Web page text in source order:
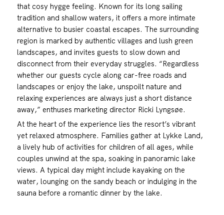
that cosy hygge feeling. Known for its long sailing
tradition and shallow waters, it offers a more intimate
alternative to busier coastal escapes. The surrounding
region is marked by authentic villages and lush green
landscapes, and invites guests to slow down and
disconnect from their everyday struggles. “Regardless
whether our guests cycle along car-free roads and
landscapes or enjoy the lake, unspoilt nature and
relaxing experiences are always just a short distance
away,” enthuses marketing director Ricki Lyngsøe.
At the heart of the experience lies the resort’s vibrant
yet relaxed atmosphere. Families gather at Lykke Land,
a lively hub of activities for children of all ages, while
couples unwind at the spa, soaking in panoramic lake
views. A typical day might include kayaking on the
water, lounging on the sandy beach or indulging in the
sauna before a romantic dinner by the lake.